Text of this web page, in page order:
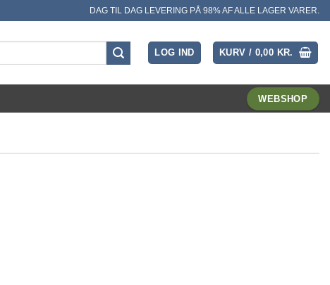
DAG TIL DAG LEVERING PÅ 98% AF ALLE LAGER VARER.
LOG IND KURV / 0,00 KR.
WEBSHOP